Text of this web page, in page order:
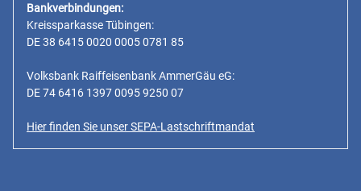
Bankverbindungen:
Kreissparkasse Tübingen:
DE 38 6415 0020 0005 0781 85
Volksbank Raiffeisenbank AmmerGäu eG:
DE 74 6416 1397 0095 9250 07
Hier finden Sie unser SEPA-Lastschriftmandat